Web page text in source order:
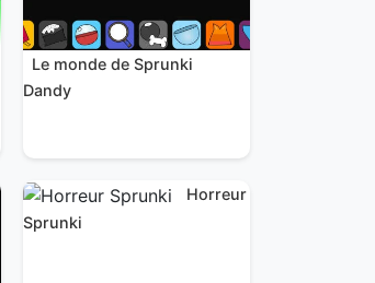
Le monde de Sprunki
Dandy
Horreur
Sprunki